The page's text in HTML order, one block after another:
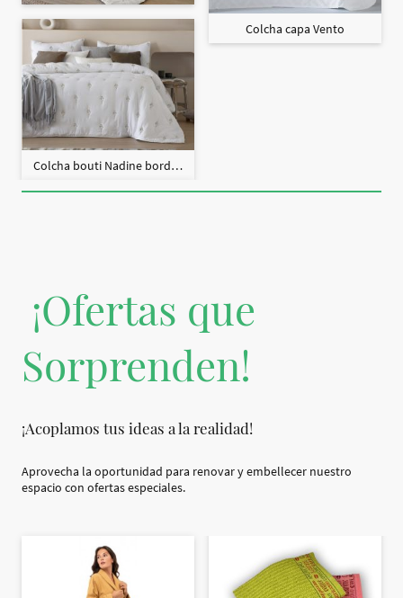
Colcha bouti Nadine bordado + fundas cojín
Colcha capa Vento
¡Ofertas que
Sorprenden!
¡Acoplamos tus ideas a la realidad!
Aprovecha la oportunidad para renovar y embellecer nuestro
espacio con ofertas especiales.